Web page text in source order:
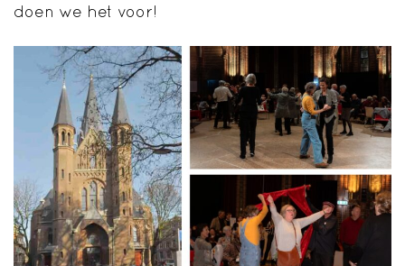
doen we het voor!